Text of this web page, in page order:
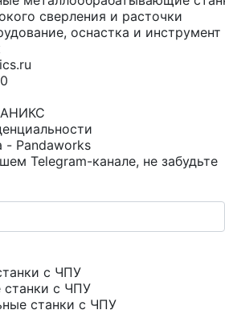
сверления и расточки
оснастка и
- Pandaworks
Telegram-канале, не забудьте
с ЧПУ
станки с ЧПУ
станки с ЧПУ